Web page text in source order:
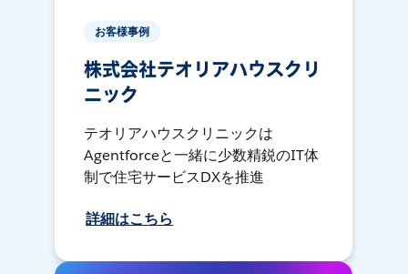
お客様事例
株式会社テオリアハウスクリ
ニック
テオリアハウスクリニックは
Agentforceと一緒に少数精鋭のIT体
制で住宅サービスDXを推進
詳細はこちら